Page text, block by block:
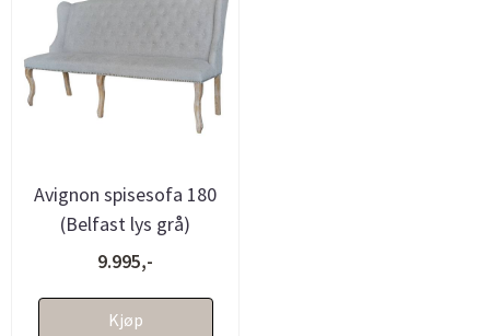
Avignon spisesofa 180
(Belfast lys grå)
9.995,-
Kjøp